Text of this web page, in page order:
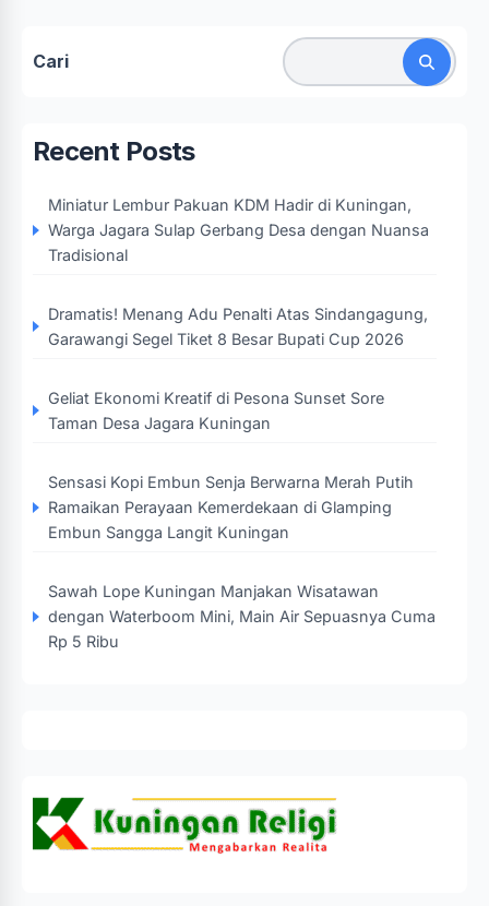
Cari
Recent Posts
Miniatur Lembur Pakuan KDM Hadir di Kuningan,
Warga Jagara Sulap Gerbang Desa dengan Nuansa
Tradisional
Dramatis! Menang Adu Penalti Atas Sindangagung,
Garawangi Segel Tiket 8 Besar Bupati Cup 2026
Geliat Ekonomi Kreatif di Pesona Sunset Sore
Taman Desa Jagara Kuningan
Sensasi Kopi Embun Senja Berwarna Merah Putih
Ramaikan Perayaan Kemerdekaan di Glamping
Embun Sangga Langit Kuningan
Sawah Lope Kuningan Manjakan Wisatawan
dengan Waterboom Mini, Main Air Sepuasnya Cuma
Rp 5 Ribu